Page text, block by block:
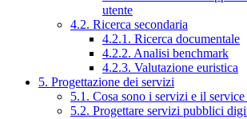
utente
4.2. Ricerca secondaria
4.2.1. Ricerca documentale
4.2.2. Analisi benchmark
4.2.3. Valutazione euristica
5. Progettazione dei servizi
5.1. Cosa sono i servizi e il service
5.2. Progettare servizi pubblici